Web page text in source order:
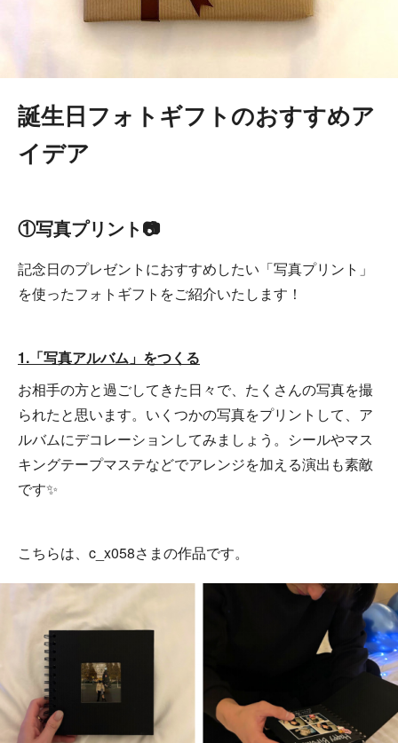
誕生日フォトギフトのおすすめア
イデア
①写真プリント📷
記念日のプレゼントにおすすめしたい「写真プリント」
を使ったフォトギフトをご紹介いたします！
1.「写真アルバム」をつくる
お相手の方と過ごしてきた日々で、たくさんの写真を撮
られたと思います。いくつかの写真をプリントして、ア
ルバムにデコレーションしてみましょう。シールやマス
キングテープマステなどでアレンジを加える演出も素敵
です✨
こちらは、c_x058さまの作品です。